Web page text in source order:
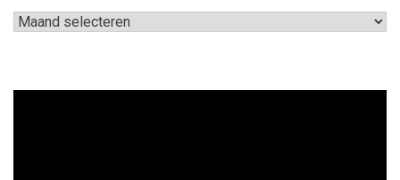
Archieven